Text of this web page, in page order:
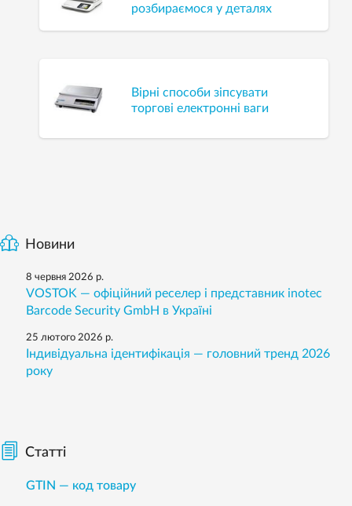
розбираємося у деталях
Вірні способи зіпсувати
торгові електронні ваги
Новини
8 червня 2026 р.
VOSTOK — офіційний реселер і представник inotec
Barcode Security GmbH в Україні
25 лютого 2026 р.
Індивідуальна ідентифікація — головний тренд 2026
року
Статті
GTIN — код товару